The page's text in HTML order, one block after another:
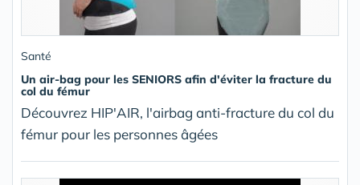
Santé
Un air-bag pour les SENIORS afin d'éviter la fracture du
col du fémur
Découvrez HIP'AIR, l'airbag anti-fracture du col du
fémur pour les personnes âgées